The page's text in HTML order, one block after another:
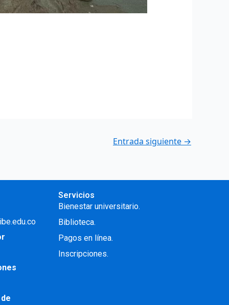
Entrada siguiente →
Servicios
Bienestar universitario.
Biblioteca.
Pagos en línea.
Inscripciones.